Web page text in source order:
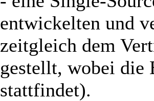
entwickelten und
zeitgleich dem
gestellt, wobei die
stattfindet).